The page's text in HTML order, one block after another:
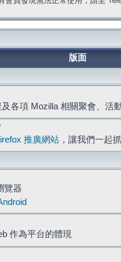
版面
各項 Mozilla 相關聚會、活
推廣網站 ，讓我們一起
覽器
作為平台的體現